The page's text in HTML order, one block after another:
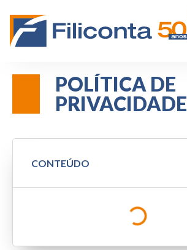
POLÍTICA DE
PRIVACIDADE
CONTEÚDO